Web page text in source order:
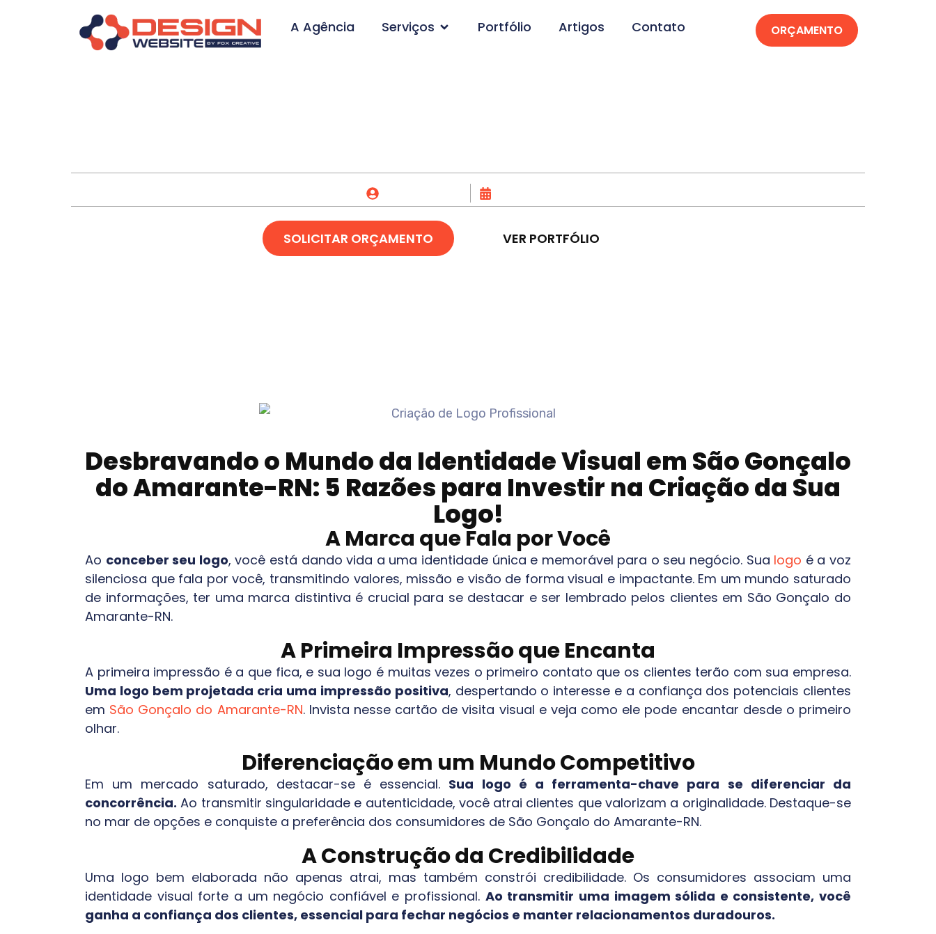
A Agência Serviços Portfólio Artigos Contato ORÇAMENTO
SOLICITAR ORÇAMENTO VER PORTFÓLIO
Desbravando o Mundo da Identidade Visual em São Gonçalo
do Amarante-RN: 5 Razões para Investir na Criação da Sua
Logo!
A Marca que Fala por Você
Ao conceber seu logo, você está dando vida a uma identidade única e memorável para o seu negócio. Sua logo é a voz
silenciosa que fala por você, transmitindo valores, missão e visão de forma visual e impactante. Em um mundo saturado
de informações, ter uma marca distintiva é crucial para se destacar e ser lembrado pelos clientes em São Gonçalo do
Amarante-RN.
A Primeira Impressão que Encanta
A primeira impressão é a que fica, e sua logo é muitas vezes o primeiro contato que os clientes terão com sua empresa.
Uma logo bem projetada cria uma impressão positiva, despertando o interesse e a confiança dos potenciais clientes
em São Gonçalo do Amarante-RN. Invista nesse cartão de visita visual e veja como ele pode encantar desde o primeiro
olhar.
Diferenciação em um Mundo Competitivo
Em um mercado saturado, destacar-se é essencial. Sua logo é a ferramenta-chave para se diferenciar da
concorrência. Ao transmitir singularidade e autenticidade, você atrai clientes que valorizam a originalidade. Destaque-se
no mar de opções e conquiste a preferência dos consumidores de São Gonçalo do Amarante-RN.
A Construção da Credibilidade
Uma logo bem elaborada não apenas atrai, mas também constrói credibilidade. Os consumidores associam uma
identidade visual forte a um negócio confiável e profissional. Ao transmitir uma imagem sólida e consistente, você
ganha a confiança dos clientes, essencial para fechar negócios e manter relacionamentos duradouros.